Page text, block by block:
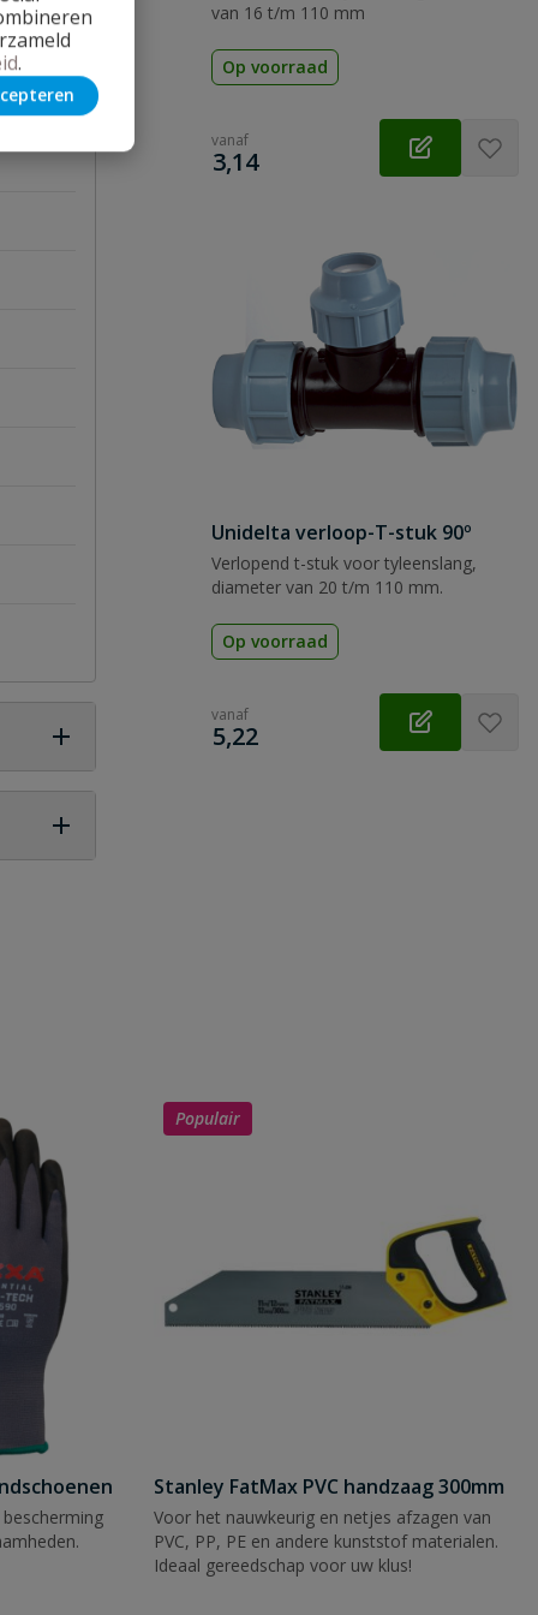
.
van 16 t/m 110 mm
Op voorraad
vanaf
€
3,14
Unidelta verloop-T-stuk 90º
Verlopend t-stuk voor tyleenslang,
diameter van 20 t/m 110 mm.
Op voorraad
vanaf
€
5,22
Populair
Stanley FatMax PVC handzaag 300mm
Voor het nauwkeurig en netjes afzagen van
PVC, PP, PE en andere kunststof materialen.
Ideaal gereedschap voor uw klus!